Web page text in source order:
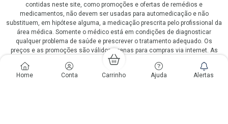
Home Conta Carrinho Ajuda Alertas
contidas neste site, como promoções e ofertas de remédios e
medicamentos, não devem ser usadas para automedicação e não
substituem, em hipótese alguma, a medicação prescrita pelo profissional da
área médica. Somente o médico está em condições de diagnosticar
qualquer problema de saúde e prescrever o tratamento adequado. Os
preços e as promoções são válidos apenas para compras via internet. As
fotos contidas em nosso site são meramente ilustrativas. *Preços e
disponibilidade sujeitos a alterações no decorrer do dia. Antibióticos e
antimicrobianos vendas apenas em lojas físicas ou televendas. Portaria nº